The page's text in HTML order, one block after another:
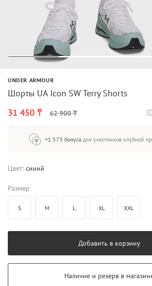
UNDER ARMOUR
Шорты UA Icon SW Terry Shorts
31 450 ₸
62 900 ₸
+1 573 бонуса для участников клубной
Цвет: синий
Размер
S M L XL XXL
Добавить в корзину
Наличие и резерв в